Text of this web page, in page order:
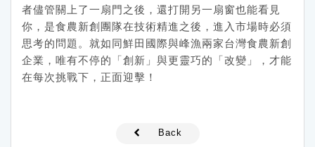
者儘管關上了一扇門之後，還打開另一扇窗也能看見
你，是食農新創團隊在技術精進之後，進入市場時必須
思考的問題。就如同鮮田國際與峰漁兩家台灣食農新創
企業，唯有不停的「創新」與更靈巧的「改變」，才能
在每次挑戰下，正面迎擊！
Back